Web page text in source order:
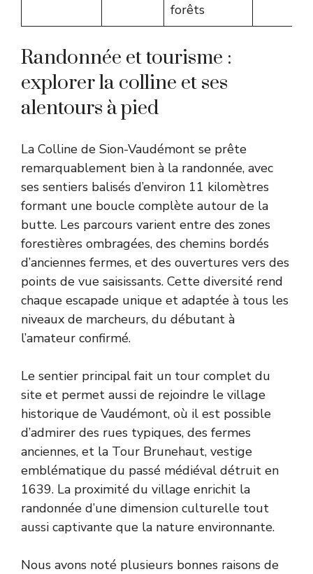
forêts
Randonnée et tourisme :
explorer la colline et ses
alentours à pied
La Colline de Sion-Vaudémont se prête
remarquablement bien à la randonnée, avec
ses sentiers balisés d’environ 11 kilomètres
formant une boucle complète autour de la
butte. Les parcours varient entre des zones
forestières ombragées, des chemins bordés
d’anciennes fermes, et des ouvertures vers des
points de vue saisissants. Cette diversité rend
chaque escapade unique et adaptée à tous les
niveaux de marcheurs, du débutant à
l’amateur confirmé.
Le sentier principal fait un tour complet du
site et permet aussi de rejoindre le village
historique de Vaudémont, où il est possible
d’admirer des rues typiques, des fermes
anciennes, et la Tour Brunehaut, vestige
emblématique du passé médiéval détruit en
1639. La proximité du village enrichit la
randonnée d’une dimension culturelle tout
aussi captivante que la nature environnante.
Nous avons noté plusieurs bonnes raisons de